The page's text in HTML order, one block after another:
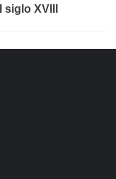
XVIII